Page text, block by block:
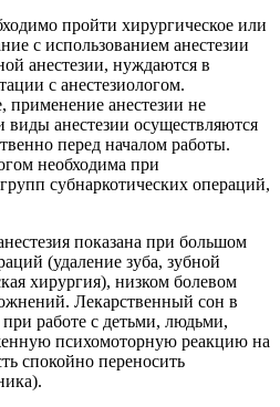
пройти хирургическое или
с использованием анестезии
анестезии, нуждаются в
с анестезиологом.
применение анестезии не
виды анестезии осуществляются
перед началом работы.
необходима при
субнаркотических операций,
показана при большом
(удаление зуба, зубной
хирургия), низком болевом
Лекарственный сон в
работе с детьми, людьми,
психомоторную реакцию на
спокойно переносить